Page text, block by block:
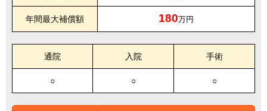
年間最大補償額 180万円
通院 入院 手術
○ ○ ○